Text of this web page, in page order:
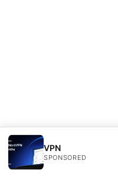
VPN
SPONSORED